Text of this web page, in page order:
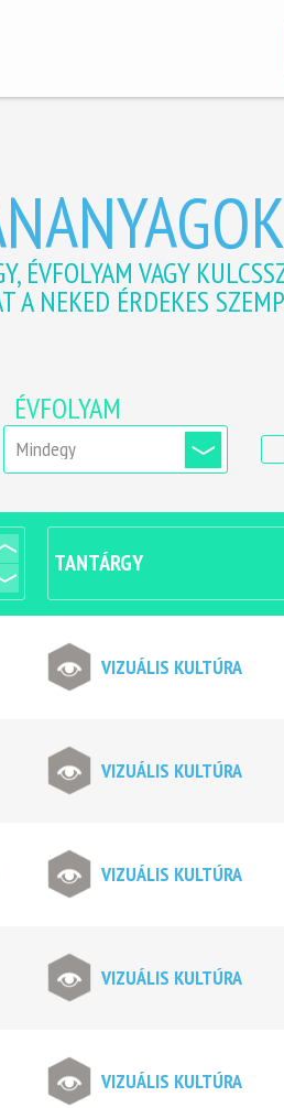
ÉVFOLYAM VAGY
A NEKED ÉRDEKES
ÉVFOLYAM
TANTÁRGY
VIZUÁLIS KULTÚRA
VIZUÁLIS KULTÚRA
VIZUÁLIS KULTÚRA
VIZUÁLIS KULTÚRA
VIZUÁLIS KULTÚRA